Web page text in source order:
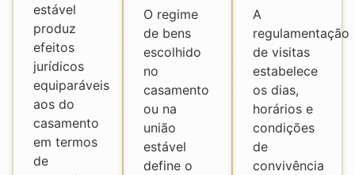
estável
produz
efeitos
jurídicos
equiparáveis
aos do
casamento
em termos
de
O regime
de bens
escolhido
no
casamento
ou na
união
estável
define o
A
regulamentação
de visitas
estabelece
os dias,
horários e
condições
de
convivência